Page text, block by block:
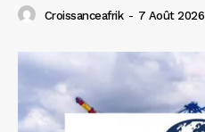
Croissanceafrik - 7 Août 2026